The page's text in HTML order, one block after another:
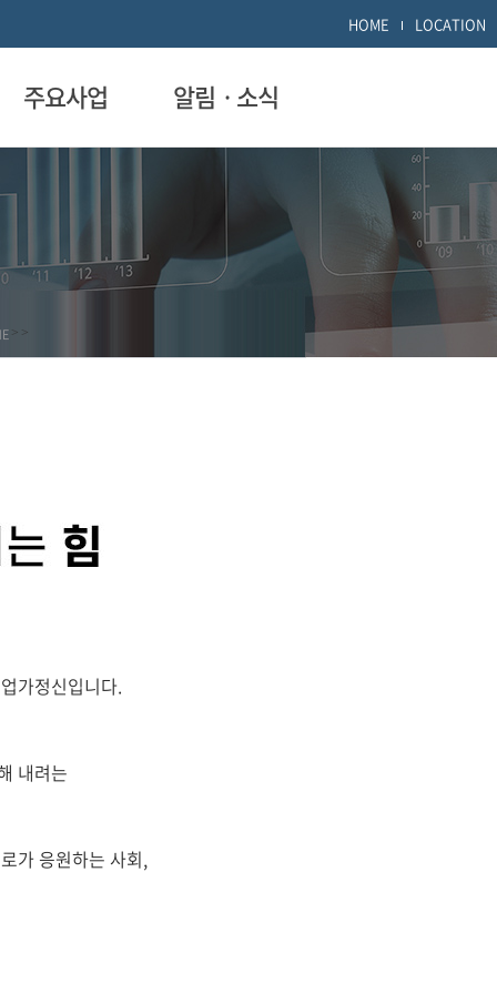
HOME LOCATION
주요사업 알림ㆍ소식
> >
가정신입니다.
내려는
가 응원하는 사회,